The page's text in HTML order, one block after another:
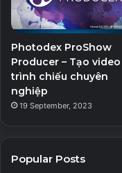
Photodex ProShow
Producer – Tạo video
trình chiếu chuyên
nghiệp
19 September, 2023
Popular Posts